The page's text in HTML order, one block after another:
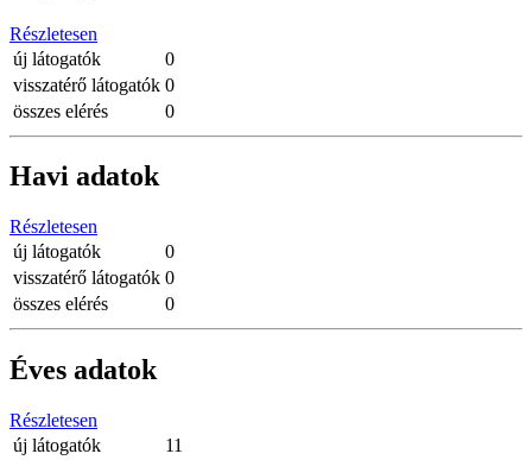
Részletesen
új látogatók
0
visszatérő látogatók 0
összes elérés
0
Havi adatok
Részletesen
új látogatók
0
visszatérő látogatók 0
összes elérés
0
Éves adatok
Részletesen
új látogatók
11